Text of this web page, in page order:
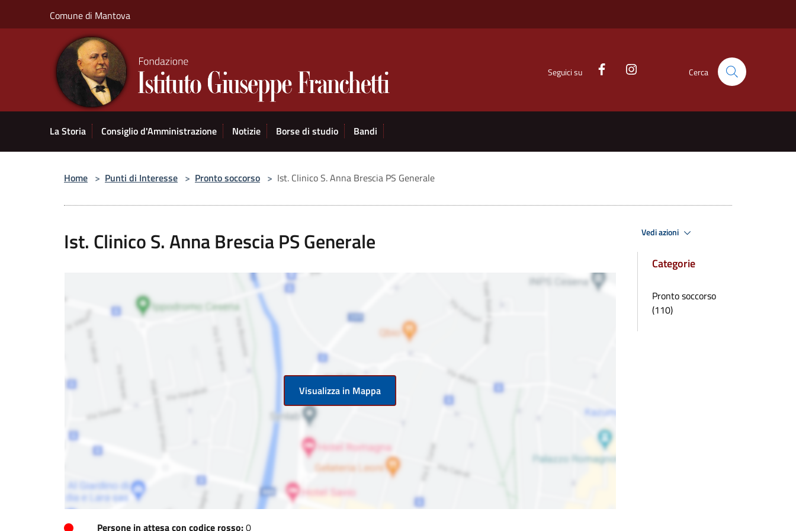
Comune di Mantova
Seguici su Cerca
La Storia Consiglio d'Amministrazione Notizie Borse di studio Bandi
Home > Punti di Interesse > Pronto soccorso > Ist. Clinico S. Anna Brescia PS Generale
Ist. Clinico S. Anna Brescia PS Generale
Visualizza in Mappa
Persone in attesa con codice rosso:0
Vedi azioni
Categorie
Pronto soccorso
(110)